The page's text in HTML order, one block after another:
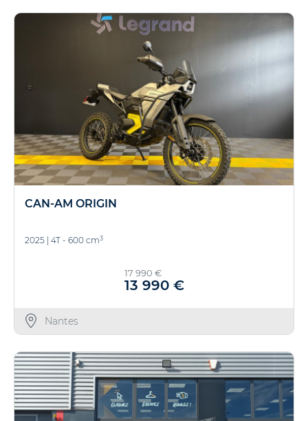
CAN-AM ORIGIN
2025 4T - 600 cm3
17 990 €
13 990 €
Nantes